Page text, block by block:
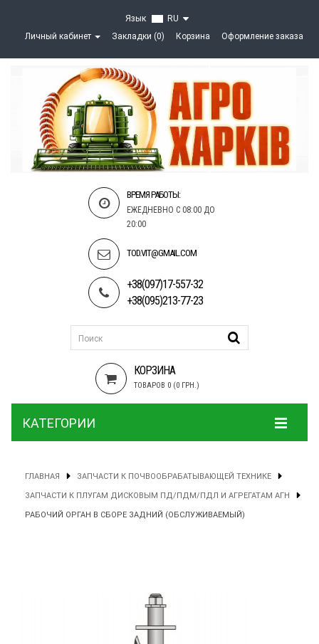
Язык
RU
Личный кабинет
Закладки (0) Корзина Оформление заказа
ВРЕМЯ РАБОТЫ:
ЕЖЕДНЕВНО С 08:00 ДО
20:00
TOD.VIT@GMAIL.COM
+38(097)17-557-32
+38(095)213-77-23
КОРЗИНА
ТОВАРОВ 0 (0 ГРН.)
КАТЕГОРИИ
ГЛАВНАЯ ЗАПЧАСТИ К ПОЧВООБРАБАТЫВАЮЩЕЙ ТЕХНИКЕ
ЗАПЧАСТИ К ПЛУГАМ ДИСКОВЫМ ПД/ПДМ/ПДЛ И АГРЕГАТАМ АГН
РАБОЧИЙ ОРГАН В СБОРЕ ЗАДНИЙ (ОБСЛУЖИВАЕМЫЙ)